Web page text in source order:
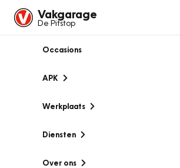
Vakgarage
De Pitstop
Occasions
APK
Werkplaats
Diensten
Over ons